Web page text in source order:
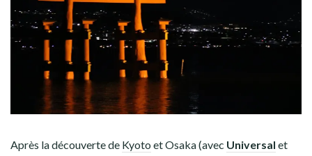
Après la découverte de Kyoto et Osaka (avec Universal et
AMÉRIQUE DU SUD
TOUR DU MONDE 2020-2021
CONTACT